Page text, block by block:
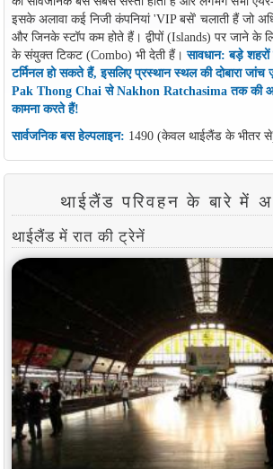
इसके अलावा कई निजी कंपनियां 'VIP बसें' चलाती हैं जो
और जिनके स्टॉप कम होते हैं। द्वीपों (Islands) पर जाने के
के संयुक्त टिकट (Combo) भी देती हैं।सावधान: बड़े
टर्मिनल हो सकते हैं, इसलिए प्रस्थान स्थल की दोबारा
Pak Thong Chai से Nakhon Ratchasima तक की
कामना करते हैं!
सार्वजनिक बस हेल्पलाइन: 1490 (केवल थाईलैंड के भीतर
थाईलैंड परिवहन के बारे में
थाईलैंड में रात की ट्रेनें